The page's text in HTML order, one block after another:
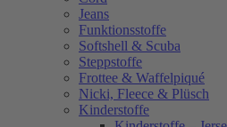
Jeans
Funktionsstoffe
Softshell & Scuba
Steppstoffe
Frottee & Waffelpiqué
Nicki, Fleece & Plüsch
Kinderstoffe